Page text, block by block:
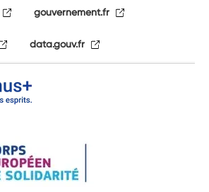
gouvernement.fr
data.gouv.fr